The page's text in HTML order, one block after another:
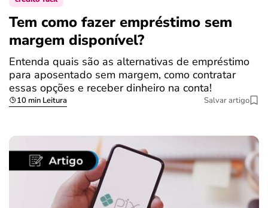
Tem como fazer empréstimo sem
margem disponível?
Entenda quais são as alternativas de empréstimo
para aposentado sem margem, como contratar
essas opções e receber dinheiro na conta!
10 min Leitura Salvar artigo